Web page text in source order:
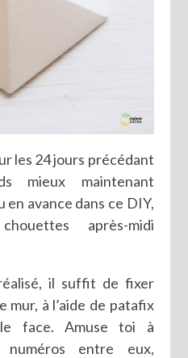
les 24 jours précédant
mieux maintenant
en avance dans ce DIY,
après-midi
il suffit de fixer
mur, à l’aide de patafix
face. Amuse toi à
numéros entre eux,